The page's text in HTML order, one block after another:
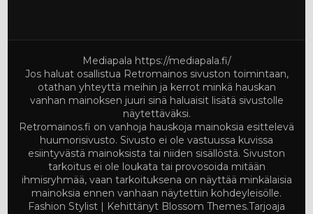
Mediapala https://mediapala.fi/
Jos haluat osallistua Retromainos sivuston toimintaan,
otathan yhteyttä meihin ja kerrot minkä hauskan
vanhan mainoksen juuri sinä haluaisit lisätä sivustolle
näytettäväksi.
Retromainos.fi on vanhoja hauskoja mainoksia esittelevä
huumorisivusto. Sivusto ei ole vastuussa kuvissa
esiintyvästä mainoksista tai niiden sisällöstä. Sivuston
tarkoitus ei ole loukata tai provosoida mitään
ihmisryhmää, vaan tarkoituksena on näyttää minkälaisia
mainoksia ennen vanhaan näytettiin kohdeyleisölle.
Fashion Stylist | Kehittänyt Blossom Themes.Tarjoaja